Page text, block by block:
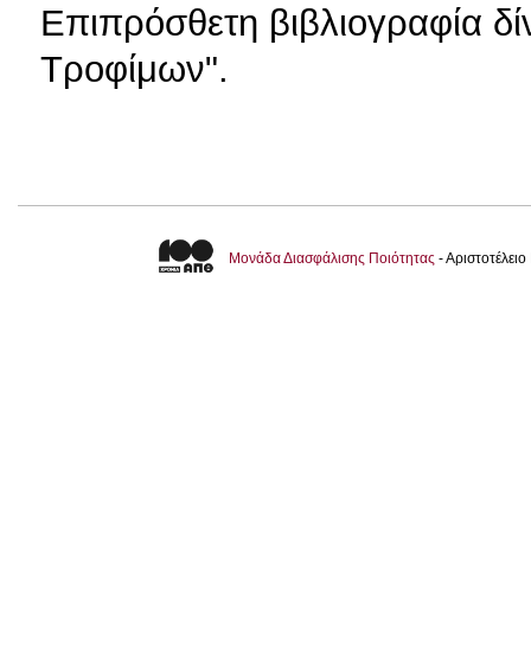
Επιπρόσθετη βιβλιογραφία
Τροφίμων".
Μονάδα Διασφάλισης Ποιότητας -